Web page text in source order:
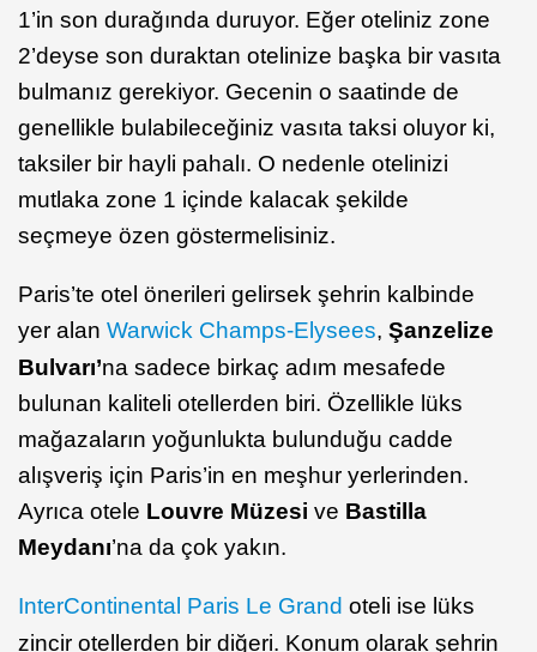
1’in son durağında duruyor. Eğer oteliniz zone
2’deyse son duraktan otelinize başka bir vasıta
bulmanız gerekiyor. Gecenin o saatinde de
genellikle bulabileceğiniz vasıta taksi oluyor ki,
taksiler bir hayli pahalı. O nedenle otelinizi
mutlaka zone 1 içinde kalacak şekilde
seçmeye özen göstermelisiniz.
Paris’te otel önerileri gelirsek şehrin kalbinde
yer alan Warwick Champs-Elysees, Şanzelize
Bulvarı’na sadece birkaç adım mesafede
bulunan kaliteli otellerden biri. Özellikle lüks
mağazaların yoğunlukta bulunduğu cadde
alışveriş için Paris’in en meşhur yerlerinden.
Ayrıca otele Louvre Müzesi ve Bastilla
Meydanı’na da çok yakın.
InterContinental Paris Le Grand oteli ise lüks
zincir otellerden bir diğeri. Konum olarak şehrin